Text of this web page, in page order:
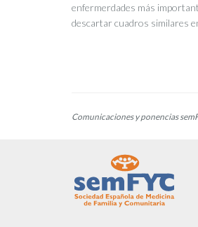
enfermerdades más
descartar cuadros similares
Comunicaciones y ponencias